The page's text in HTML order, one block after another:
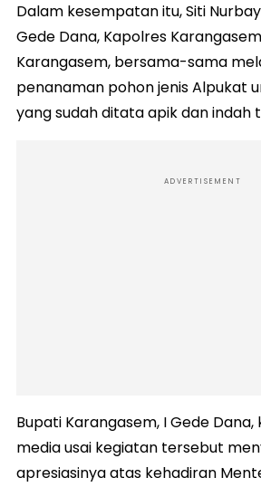
Dalam kesempatan itu, Siti
Gede Dana, Kapolres
Karangasem, bersama-sama
penanaman pohon jenis Alpukat
yang sudah ditata apik dan indah
ADVERTISEMENT
Bupati Karangasem, I Gede
media usai kegiatan tersebut
apresiasinya atas kehadiran